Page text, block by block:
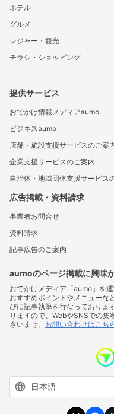
ホテル
グルメ
レジャー・観光
チラシ・ショッピング
提供サービス
おでかけ情報メディアaumo
ビジネスaumo
店舗・施設支援サービスのご案
企業支援サービスのご案内
自治体・地域団体支援サービス
広告掲載・資料請求
事業者お問合せ
資料請求
記事広告のご案内
aumoのページ掲載に興味
おでかけメディア「aumo」を
おすすめポイントやメニューな
びに記事執筆を行なっておりま
りますので、WebやSNSでの
さいませ。 お問い合わせはこち